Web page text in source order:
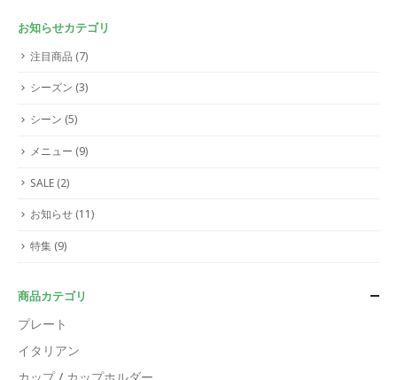
お知らせカテゴリ
注目商品 (7)
シーズン (3)
シーン (5)
メニュー (9)
SALE (2)
お知らせ (11)
特集 (9)
商品カテゴリ
プレート
イタリアン